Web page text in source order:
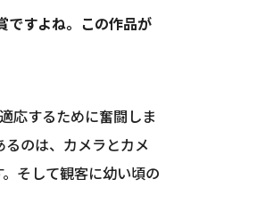
ですよね。この作品が
応するために奮闘しま
るのは、カメラとカメ
そして観客に幼い頃の